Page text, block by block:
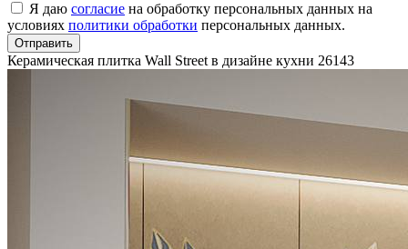
Я даю согласие на обработку персональных данных на
условиях политики обработки персональных данных.
Отправить
Керамическая плитка Wall Street в дизайне кухни 26143